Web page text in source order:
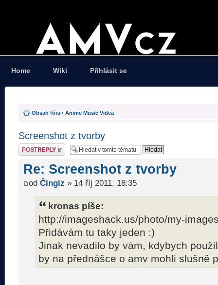
Home Wiki Přihlásit se
Obsah fóra ‹ Anime Music Videa
Screenshot z tvorby
Odeslat odpověď
Re: Screenshot z tvorby
od Čingiz » 14 říj 2011, 18:35
kronas píše:
http://imageshack.us/photo/my-
Přidávám tu taky jeden :)
Jinak nevadilo by vám, kdybych
by na přednášce o amv mohli slušně